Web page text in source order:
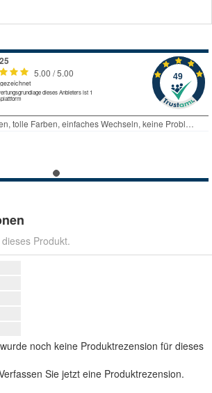
Produkt.
noch keine Produktrezension für dieses
Sie jetzt eine Produktrezension.